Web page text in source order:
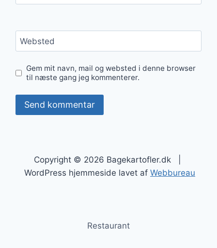
Websted
Gem mit navn, mail og websted i denne browser
til næste gang jeg kommenterer.
Copyright © 2026 Bagekartofler.dk |
WordPress hjemmeside lavet af Webbureau
Restaurant